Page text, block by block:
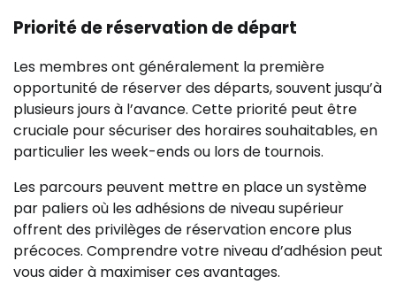
Priorité de réservation de départ
Les membres ont généralement la première
opportunité de réserver des départs, souvent jusqu’à
plusieurs jours à l’avance. Cette priorité peut être
cruciale pour sécuriser des horaires souhaitables, en
particulier les week-ends ou lors de tournois.
Les parcours peuvent mettre en place un système
par paliers où les adhésions de niveau supérieur
offrent des privilèges de réservation encore plus
précoces. Comprendre votre niveau d’adhésion peut
vous aider à maximiser ces avantages.